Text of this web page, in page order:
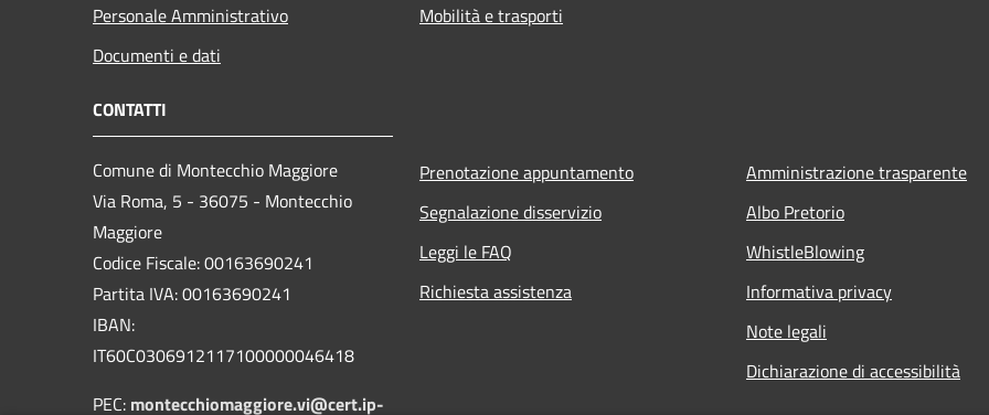
Personale Amministrativo
Documenti e dati
Mobilità e trasporti
CONTATTI
Comune di Montecchio Maggiore
Via Roma, 5 - 36075 - Montecchio
Maggiore
Codice Fiscale: 00163690241
Partita IVA: 00163690241
IBAN:
IT60C0306912117100000046418
PEC: montecchiomaggiore.vi@cert.ip-
Prenotazione appuntamento
Segnalazione disservizio
Leggi le FAQ
Richiesta assistenza
Amministrazione trasparente
Albo Pretorio
WhistleBlowing
Informativa privacy
Note legali
Dichiarazione di accessibilità